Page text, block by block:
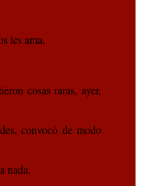
les ama.
cosas raras, ayer,
convocó de modo
nada.